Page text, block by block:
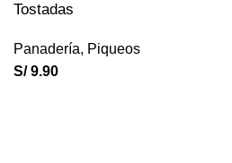
Tostadas
Panadería, Piqueos
S/9.90